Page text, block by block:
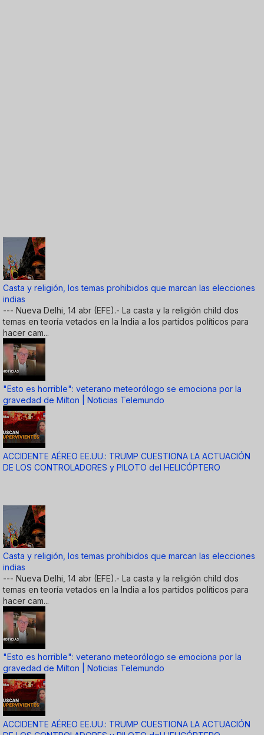
Casta y religión, los temas prohibidos que marcan las elecciones
indias
--- Nueva Delhi, 14 abr (EFE).- La casta y la religión child dos
temas en teoría vetados en la India a los partidos políticos para
hacer cam...
"Esto es horrible": veterano meteorólogo se emociona por la
gravedad de Milton | Noticias Telemundo
ACCIDENTE AÉREO EE.UU.: TRUMP CUESTIONA LA ACTUACIÓN
DE LOS CONTROLADORES y PILOTO del HELICÓPTERO
Casta y religión, los temas prohibidos que marcan las elecciones
indias
--- Nueva Delhi, 14 abr (EFE).- La casta y la religión child dos
temas en teoría vetados en la India a los partidos políticos para
hacer cam...
"Esto es horrible": veterano meteorólogo se emociona por la
gravedad de Milton | Noticias Telemundo
ACCIDENTE AÉREO EE.UU.: TRUMP CUESTIONA LA ACTUACIÓN